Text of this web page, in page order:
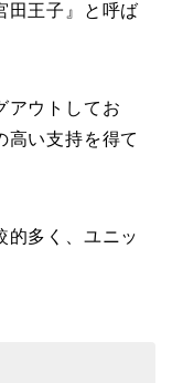
田王子』と呼ば
アウトしてお
高い支持を得て
的多く、ユニッ